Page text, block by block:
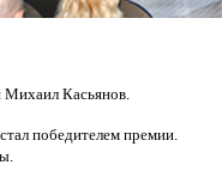
Михаил Касьянов.
победителем премии.